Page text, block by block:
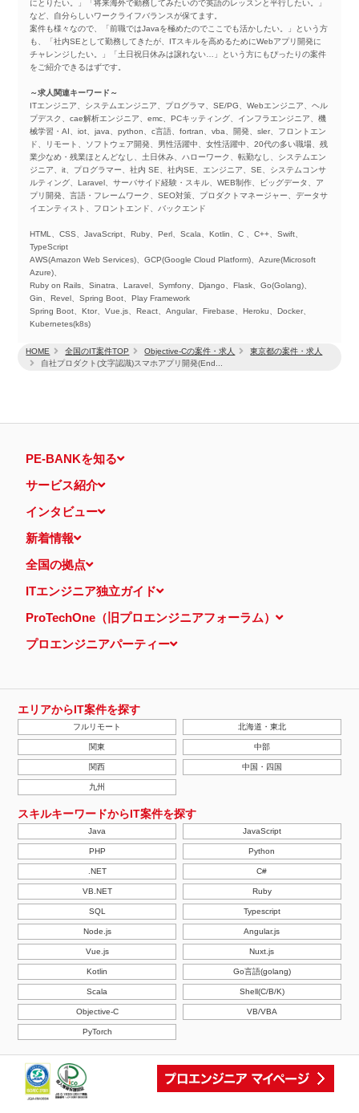
HOME 全国のIT案件TOP Objective-Cの案件・求人
東京都の案件・求人
自社プロダクト(文字認識)スマホアプリ開発(End...
にとりたい。」「将来海外で勤務してみたいので英語のレッスンと平行したい。」
など、自分らしいワークライフバランスが保てます。
案件も様々なので、「前職ではJavaを極めたのでここでも活かしたい。」という方
も、「社内SEとして勤務してきたが、ITスキルを高めるためにWebアプリ開発に
チャレンジしたい。」「土日祝日休みは譲れない…」という方にもぴったりの案件
をご紹介できるはずです。
～求人関連キーワード～
ITエンジニア、システムエンジニア、プログラマ、SE/PG、Webエンジニア、ヘル
プデスク、cae解析エンジニア、emc、PCキッティング、インフラエンジニア、機
械学習・AI、iot、java、python、c言語、fortran、vba、開発、sler、フロントエン
ド、リモート、ソフトウェア開発、男性活躍中、女性活躍中、20代の多い職場、残
業少なめ・残業ほとんどなし、土日休み、ハローワーク、転勤なし、システムエン
ジニア、it、プログラマー、社内 SE、社内SE、エンジニア、SE、システムコンサ
ルティング、Laravel、サーバサイド経験・スキル、WEB制作、ビッグデータ、ア
プリ開発、言語・フレームワーク、SEO対策、プロダクトマネージャー、データサ
イエンティスト、フロントエンド、バックエンド
HTML、CSS、JavaScript、Ruby、Perl、Scala、Kotlin、C 、C++、Swift、
TypeScript
AWS(Amazon Web Services)、GCP(Google Cloud Platform)、Azure(Microsoft
Azure)、
Ruby on Rails、Sinatra、Laravel、Symfony、Django、Flask、Go(Golang)、
Gin、Revel、Spring Boot、Play Framework
Spring Boot、Ktor、Vue.js、React、Angular、Firebase、Heroku、Docker、
Kubernetes(k8s)
PE-BANKを知る
サービス紹介
インタビュー
新着情報
全国の拠点
ITエンジニア独立ガイド
ProTechOne（旧プロエンジニアフォーラム）
プロエンジニアパーティー
エリアからIT案件を探す
フルリモート 北海道・東北
関東 中部
関西 中国・四国
九州
スキルキーワードからIT案件を探す
Java JavaScript
PHP Python
.NET C#
VB.NET Ruby
SQL Typescript
Node.js Angular.js
Vue.js Nuxt.js
Kotlin Go言語(golang)
Scala Shell(C/B/K)
Objective-C VB/VBA
PyTorch